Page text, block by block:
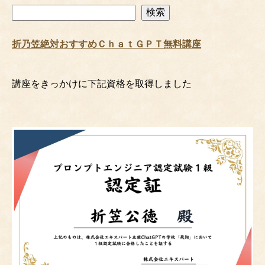
索
検索
折乃笠絶対おすすめＣｈａｔＧＰＴ無料講座
講座をきっかけに下記資格を取得しました